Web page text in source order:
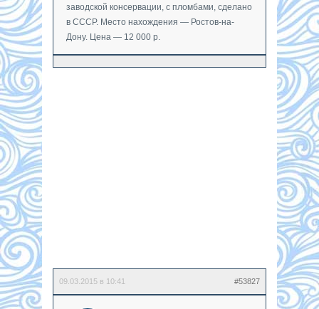
заводской консервации, с пломбами, сделано
в СССР. Место нахождения — Ростов-на-
Дону. Цена — 12 000 р.
09.03.2015 в 10:41 #53827